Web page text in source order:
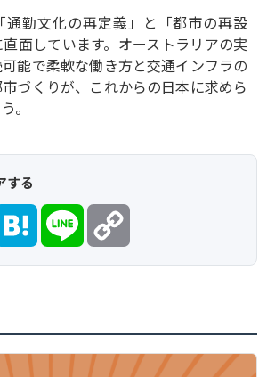
通勤文化の再定義」と「都市の再設
面しています。オーストラリアの実
能で柔軟な働き方と交通インフラの
づくりが、これからの日本に求めら
。
する
HatenaLine